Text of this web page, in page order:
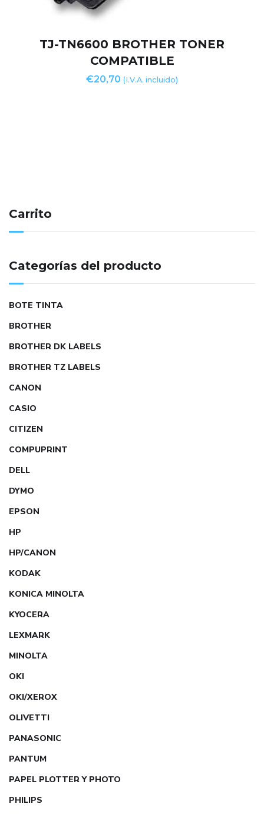
TJ-TN6600 BROTHER TONER
COMPATIBLE
€20,70 (I.V.A. incluido)
Carrito
Categorías del producto
BOTE TINTA
BROTHER
BROTHER DK LABELS
BROTHER TZ LABELS
CANON
CASIO
CITIZEN
COMPUPRINT
DELL
DYMO
EPSON
HP
HP/CANON
KODAK
KONICA MINOLTA
KYOCERA
LEXMARK
MINOLTA
OKI
OKI/XEROX
OLIVETTI
PANASONIC
PANTUM
PAPEL PLOTTER Y PHOTO
PHILIPS